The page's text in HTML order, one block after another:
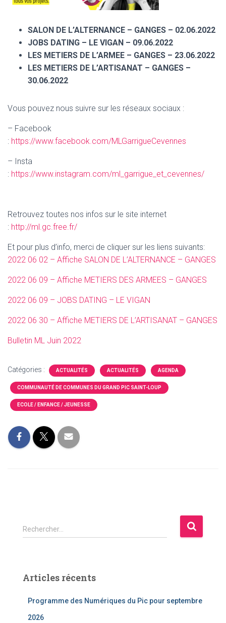
SALON DE L’ALTERNANCE – GANGES – 02.06.2022
JOBS DATING – LE VIGAN – 09.06.2022
LES METIERS DE L’ARMEE – GANGES – 23.06.2022
LES METIERS DE L’ARTISANAT – GANGES –
30.06.2022
Vous pouvez nous suivre sur les réseaux sociaux :
– Facebook
: https://www.facebook.com/MLGarrigueCevennes
– Insta
: https://www.instagram.com/ml_garrigue_et_cevennes/
Retrouvez toutes nos infos sur le site internet
: http://ml.gc.free.fr/
Et pour plus d’info, merci de cliquer sur les liens suivants:
2022 06 02 – Affiche SALON DE L’ALTERNANCE – GANGES
2022 06 09 – Affiche METIERS DES ARMEES – GANGES
2022 06 09 – JOBS DATING – LE VIGAN
2022 06 30 – Affiche METIERS DE L’ARTISANAT – GANGES
Bulletin ML Juin 2022
Catégories : ACTUALITÉS ACTUALITÉS AGENDA
COMMUNAUTÉ DE COMMUNES DU GRAND PIC SAINT-LOUP
ECOLE / ENFANCE / JEUNESSE
R
e
r
Rechercher…
Articles récents
Programme des Numériques du Pic pour septembre
2026